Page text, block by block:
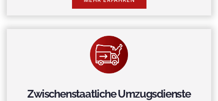
Zwischenstaatliche Umzugsdienste